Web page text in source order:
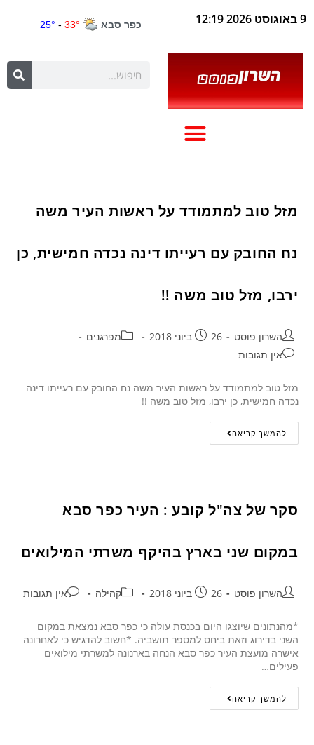
9 באוגוסט 2026 12:19
מזל טוב למתמודד על ראשות העיר משה
נח החובק עם רעייתו דינה נכדה חמישית, כן
ירבו, מזל טוב משה !!
השרון פוסט 26 ביוני 2018
מפרגנים
אין תגובות
מזל טוב למתמודד על ראשות העיר משה נח החובק עם רעייתו דינה
נכדה חמישית, כן ירבו, מזל טוב משה !!
להמשך קריאה
סקר של צה"ל קובע : העיר כפר סבא
במקום שני בארץ בהיקף משרתי המילואים
השרון פוסט 26 ביוני 2018 קהילה אין תגובות
*מהנתונים שיוצגו היום בכנסת עולה כי כפר סבא נמצאת במקום
השני בדירוג וזאת ביחס למספר תושביה. *חשוב להדגיש כי לאחרונה
אישרה מועצת העיר כפר סבא הנחה בארנונה למשרתי מילואים
פעילים…
להמשך קריאה